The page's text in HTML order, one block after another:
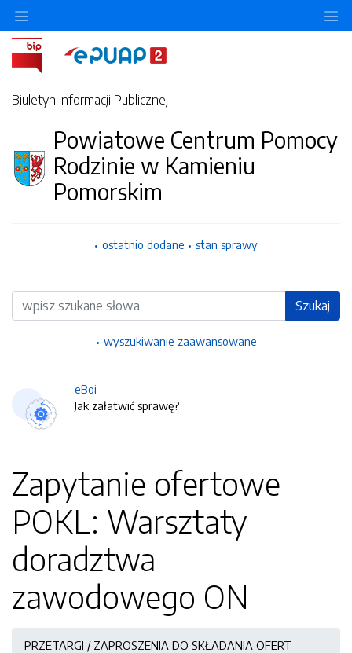
Biuletyn Informacji Publicznej
Powiatowe Centrum Pomocy
Rodzinie w Kamieniu
Pomorskim
ostatnio dodane stan sprawy
Wyszukiwarka Szukaj
wyszukiwanie zaawansowane
eBoi
Jak załatwić sprawę?
Zapytanie ofertowe
POKL: Warsztaty
doradztwa
zawodowego ON
PRZETARGI / ZAPROSZENIA DO SKŁADANIA OFERT